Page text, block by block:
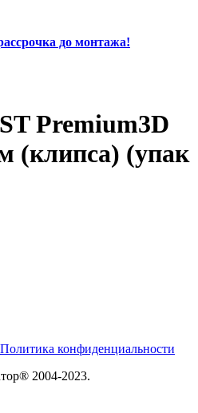
до монтажа!
Premium3D
(клипса) (упак
Политика конфиденциальности
2004-2023.